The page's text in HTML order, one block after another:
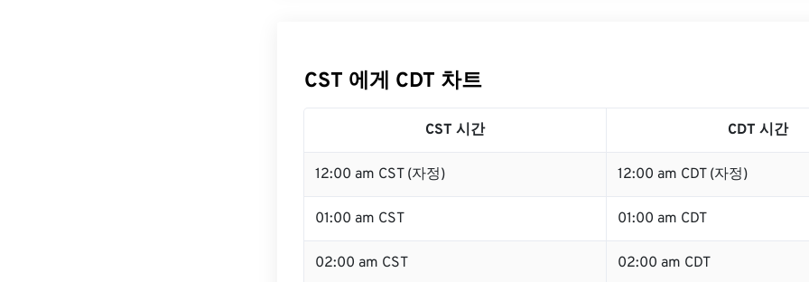
CST 에게 CDT 차트
CST 시간 CDT 시간
12:00 am CST (자정) 12:00 am CDT (자정)
01:00 am CST 01:00 am CDT
02:00 am CST 02:00 am CDT